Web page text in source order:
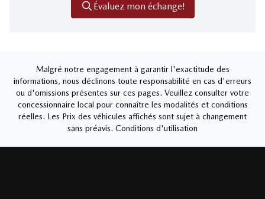
Évaluez mon échange!
Malgré notre engagement à garantir l'exactitude des
informations, nous déclinons toute responsabilité en cas d'erreurs
ou d'omissions présentes sur ces pages. Veuillez consulter votre
concessionnaire local pour connaître les modalités et conditions
réelles. Les Prix des véhicules affichés sont sujet à changement
sans préavis. Conditions d'utilisation